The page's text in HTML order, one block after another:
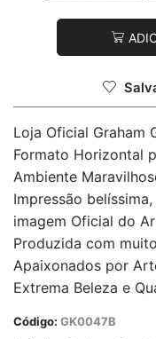
Loja Oficial Graham
Formato Horizontal
Ambiente
Impressão
imagem Oficial do
Produzida com
Apaixonados por
Extrema Beleza e
Código: GK0047B